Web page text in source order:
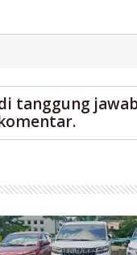
tanggung